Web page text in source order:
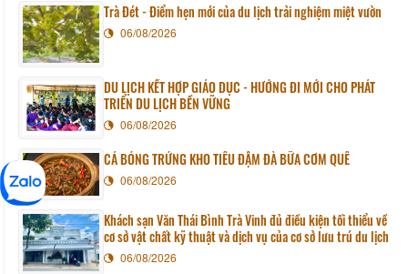
Trà Đét - Điểm hẹn mới của du lịch trải nghiệm miệt vườn
06/08/2026
DU LỊCH KẾT HỢP GIÁO DỤC - HƯỚNG ĐI MỚI CHO PHÁT
TRIỂN DU LỊCH BỀN VỮNG
06/08/2026
CÁ BÓNG TRỨNG KHO TIÊU ĐẬM ĐÀ BỮA CƠM QUÊ
06/08/2026
Khách sạn Văn Thái Bình Trà Vinh đủ điều kiện tối thiểu về
cơ sở vật chất kỹ thuật và dịch vụ của cơ sở lưu trú du lịch
06/08/2026